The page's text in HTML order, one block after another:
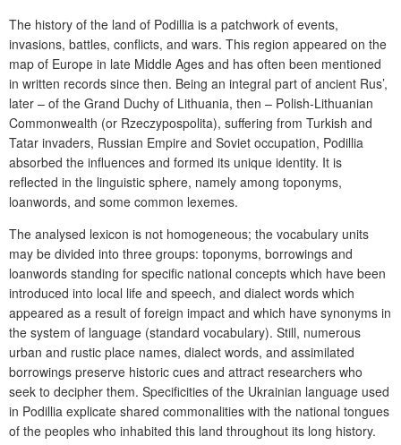
The history of the land of Podillia is a patchwork of events,
invasions, battles, conflicts, and wars. This region appeared on the
map of Europe in late Middle Ages and has often been mentioned
in written records since then. Being an integral part of ancient Rus’,
later – of the Grand Duchy of Lithuania, then – Polish-Lithuanian
Commonwealth (or Rzeczypospolita), suffering from Turkish and
Tatar invaders, Russian Empire and Soviet occupation, Podillia
absorbed the influences and formed its unique identity. It is
reflected in the linguistic sphere, namely among toponyms,
loanwords, and some common lexemes.
The analysed lexicon is not homogeneous; the vocabulary units
may be divided into three groups: toponyms, borrowings and
loanwords standing for specific national concepts which have been
introduced into local life and speech, and dialect words which
appeared as a result of foreign impact and which have synonyms in
the system of language (standard vocabulary). Still, numerous
urban and rustic place names, dialect words, and assimilated
borrowings preserve historic cues and attract researchers who
seek to decipher them. Specificities of the Ukrainian language used
in Podillia explicate shared commonalities with the national tongues
of the peoples who inhabited this land throughout its long history.